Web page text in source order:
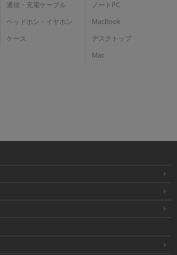
通信・充電ケーブル
ヘッドホン・イヤホン
ケース
ノートPC
MacBook
デスクトップ
Mac